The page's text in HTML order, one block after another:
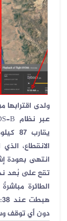
ولدى اقترابها
عبر نظام
يقارب87
انتهى بعودة
تقع على بُعد
الطائرة
هبطت عند
دون أي توقف